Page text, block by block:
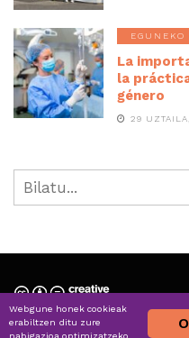
EGUNEKO
La
la
género
29
Nortzuk gara » Quiénes somos
Webgune honek cookieak
erabiltzen ditu zure
nabigazioa optimizatzeko,